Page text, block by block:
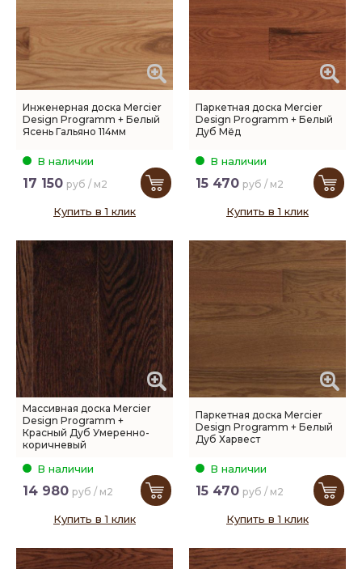
Инженерная доска Mercier
Design Programm + Белый
Ясень Гальяно 114мм
В наличии
17 150 руб / м2
Купить в 1 клик
Паркетная доска Mercier
Design Programm + Белый
Дуб Мёд
В наличии
15 470 руб / м2
Купить в 1 клик
Массивная доска Mercier
Design Programm +
Красный Дуб Умеренно-
коричневый
В наличии
14 980 руб / м2
Купить в 1 клик
Паркетная доска Mercier
Design Programm + Белый
Дуб Харвест
В наличии
15 470 руб / м2
Купить в 1 клик